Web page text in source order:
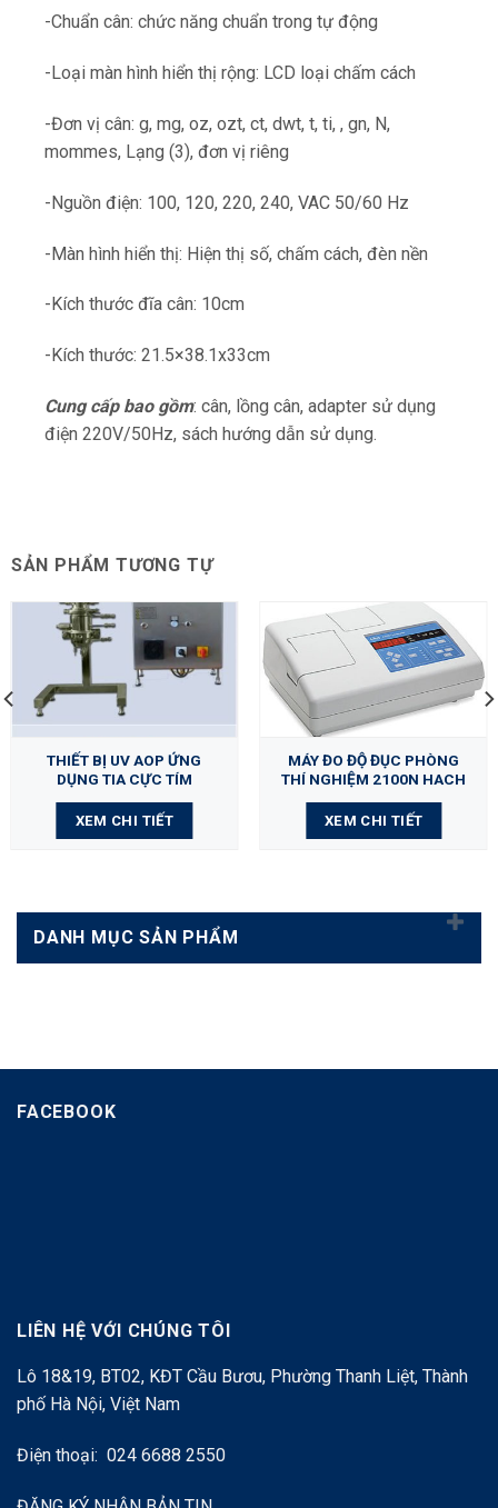
-Chuẩn cân: chức năng chuẩn trong tự động
-Loại màn hình hiển thị rộng: LCD loại chấm cách
-Đơn vị cân: g, mg, oz, ozt, ct, dwt, t, ti, , gn, N,
mommes, Lạng (3), đơn vị riêng
-Nguồn điện: 100, 120, 220, 240, VAC 50/60 Hz
-Màn hình hiển thị: Hiện thị số, chấm cách, đèn nền
-Kích thước đĩa cân: 10cm
-Kích thước: 21.5×38.1x33cm
Cung cấp bao gồm: cân, lồng cân, adapter sử dụng
điện 220V/50Hz, sách hướng dẫn sử dụng.
SẢN PHẨM TƯƠNG TỰ
THIẾT BỊ UV AOP ỨNG
DỤNG TIA CỰC TÍM
XEM CHI TIẾT
MÁY ĐO ĐỘ ĐỤC PHÒNG
THÍ NGHIỆM 2100N HACH
XEM CHI TIẾT
DANH MỤC SẢN PHẨM
FACEBOOK
LIÊN HỆ VỚI CHÚNG TÔI
Lô 18&19, BT02, KĐT Cầu Bươu, Phường Thanh Liệt, Thành
phố Hà Nội, Việt Nam
Điện thoại: 024 6688 2550